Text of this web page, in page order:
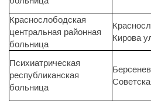
Краснослободская
центральная районная
больница
Кирова
Психиатрическая
республиканская
больница